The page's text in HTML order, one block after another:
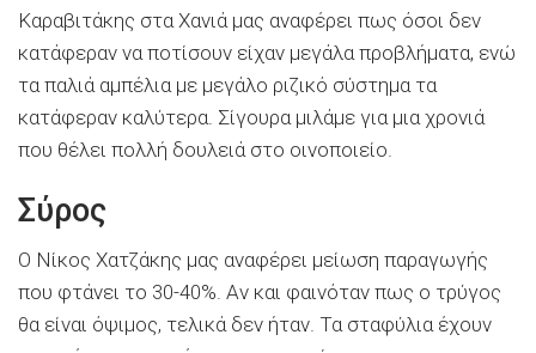
Καραβιτάκης στα Χανιά μας αναφέρει πως όσοι δεν
κατάφεραν να ποτίσουν είχαν μεγάλα προβλήματα, ενώ
τα παλιά αμπέλια με μεγάλο ριζικό σύστημα τα
κατάφεραν καλύτερα. Σίγουρα μιλάμε για μια χρονιά
που θέλει πολλή δουλειά στο οινοποιείο.
Σύρος
Ο Νίκος Χατζάκης μας αναφέρει μείωση παραγωγής
που φτάνει το 30-40%. Αν και φαινόταν πως ο τρύγος
θα είναι όψιμος, τελικά δεν ήταν. Τα σταφύλια έχουν